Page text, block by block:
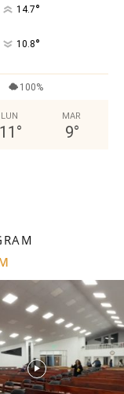
14.7°
10.8°
100%
LUN
11 °
MAR
9°